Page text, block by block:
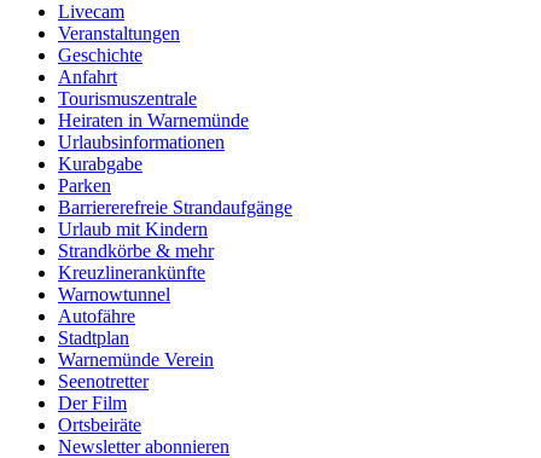
Livecam
Veranstaltungen
Geschichte
Anfahrt
Tourismuszentrale
Heiraten in Warnemünde
Urlaubsinformationen
Kurabgabe
Parken
Barriererefreie Strandaufgänge
Urlaub mit Kindern
Strandkörbe & mehr
Kreuzlinerankünfte
Warnowtunnel
Autofähre
Stadtplan
Warnemünde Verein
Seenotretter
Der Film
Ortsbeiräte
Newsletter abonnieren